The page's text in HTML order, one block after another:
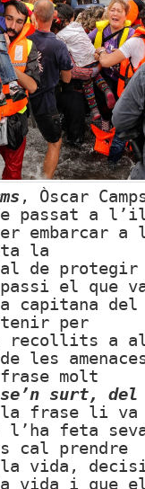
, Òscar
passat a
embarcar a
la
de
el que
capitana del
per
recollits a
les
molt
surt, del
la frase li
l’ha feta
cal prendre
vida,
vida i que